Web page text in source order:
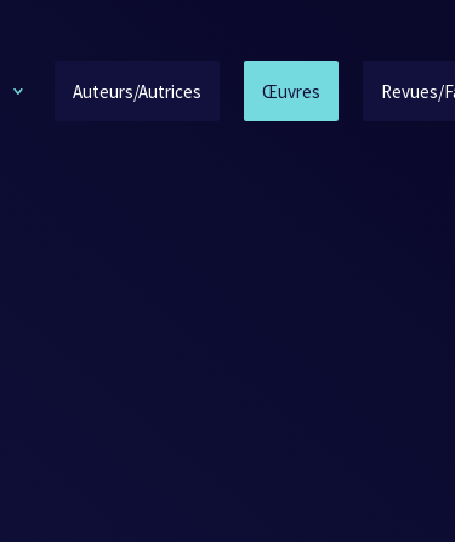
Auteurs/Autrices Œuvres Revues/